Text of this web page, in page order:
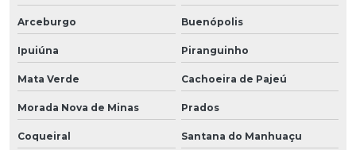
Arceburgo Buenópolis
Ipuiúna Piranguinho
Mata Verde Cachoeira de Pajeú
Morada Nova de Minas Prados
Coqueiral Santana do Manhuaçu